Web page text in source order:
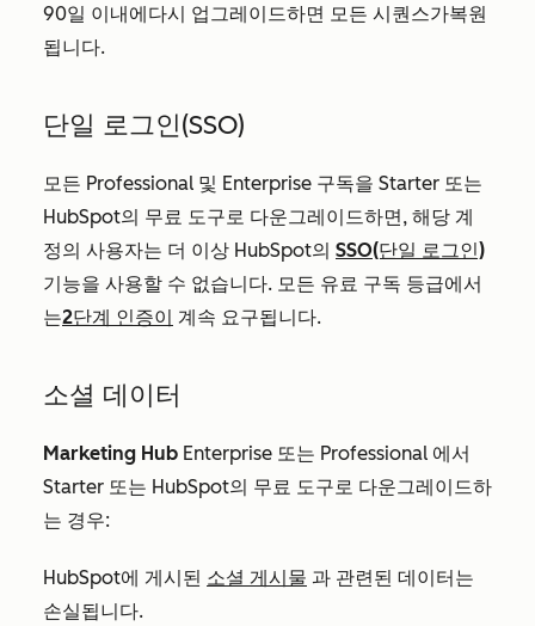
90일 이내에다시 업그레이드하면 모든 시퀀스가복원
됩니다.
단일 로그인(SSO)
모든 Professional 및 Enterprise 구독을 Starter 또는
HubSpot의 무료 도구로 다운그레이드하면, 해당 계
정의 사용자는 더 이상 HubSpot의 SSO(단일 로그인)
기능을 사용할 수 없습니다. 모든 유료 구독 등급에서
는2단계 인증이 계속 요구됩니다.
소셜 데이터
Marketing Hub Enterprise 또는 Professional 에서
Starter 또는 HubSpot의 무료 도구로 다운그레이드하
는 경우:
HubSpot에 게시된 소셜 게시물 과 관련된 데이터는
손실됩니다.